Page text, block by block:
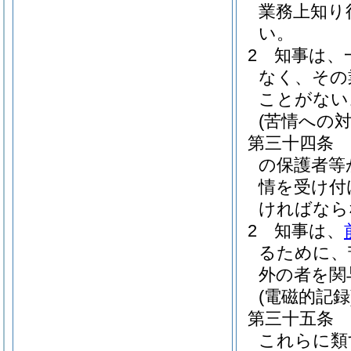
業務上知
い。
2
知事は、
なく、そ
ことがな
(苦情への
第三十四条
の保護者
情を受け
ければな
2
知事は、
るために
外の者を
(電磁的記
第三十五条
これらに